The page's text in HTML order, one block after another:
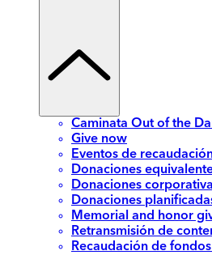
Caminata Out of the
Give now
Eventos de
Donaciones
Donaciones
Donaciones
Memorial and honor
Retransmisión de
Recaudación de